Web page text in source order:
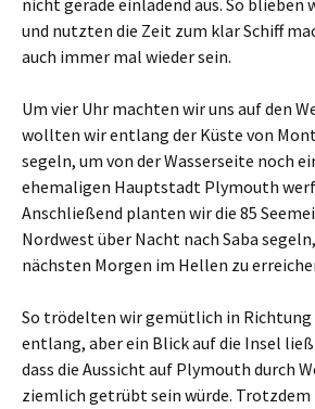
nicht gerade einladend aus. So blieben
und nutzten die Zeit zum klar Schiff
auch immer mal wieder sein.
Um vier Uhr machten wir uns auf den
wollten wir entlang der Küste von
segeln, um von der Wasserseite noch
ehemaligen Hauptstadt Plymouth
Anschließend planten wir die 85
Nordwest über Nacht nach Saba
nächsten Morgen im Hellen zu
So trödelten wir gemütlich in Richtung
entlang, aber ein Blick auf die Insel
dass die Aussicht auf Plymouth durch
ziemlich getrübt sein würde.